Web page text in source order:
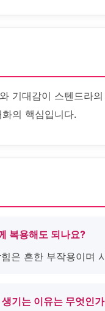
기대감이 스텐드라
의 핵심입니다.
복용해도 되나요?
은 흔한 부작용이며
기는 이유는 무엇인